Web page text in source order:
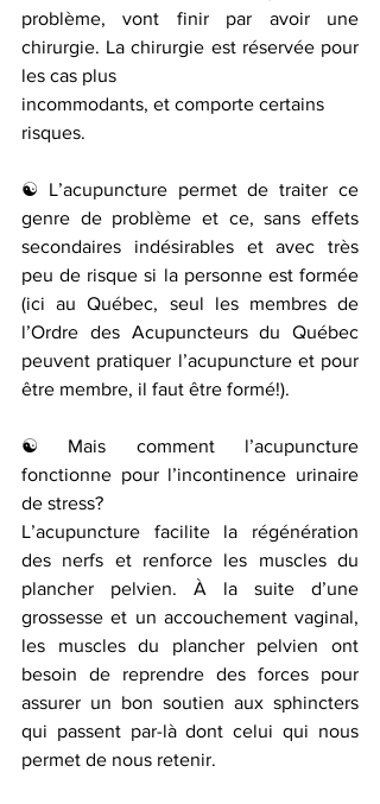
problème, vont finir par avoir une
chirurgie. La chirurgie est réservée pour
les cas plus
incommodants, et comporte certains
risques.
☯ L’acupuncture permet de traiter ce
genre de problème et ce, sans effets
secondaires indésirables et avec très
peu de risque si la personne est formée
(ici au Québec, seul les membres de
l’Ordre des Acupuncteurs du Québec
peuvent pratiquer l’acupuncture et pour
être membre, il faut être formé!).
☯ Mais comment l’acupuncture
fonctionne pour l’incontinence urinaire
de stress?
L’acupuncture facilite la régénération
des nerfs et renforce les muscles du
plancher pelvien. À la suite d’une
grossesse et un accouchement vaginal,
les muscles du plancher pelvien ont
besoin de reprendre des forces pour
assurer un bon soutien aux sphincters
qui passent par-là dont celui qui nous
permet de nous retenir.